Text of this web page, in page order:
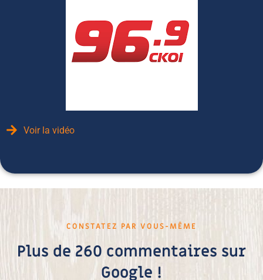
Voir la vidéo
CONSTATEZ PAR VOUS-MÊME
Plus de 260 commentaires sur
Google !